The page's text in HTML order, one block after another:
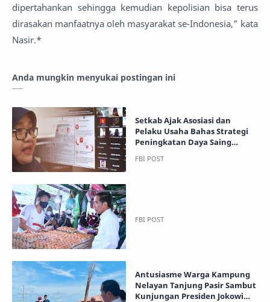
dipertahankan sehingga kemudian kepolisian bisa terus
dirasakan manfaatnya oleh masyarakat se-Indonesia,” kata
Nasir.*
Anda mungkin menyukai postingan ini
Setkab Ajak Asosiasi dan
Pelaku Usaha Bahas Strategi
Peningkatan Daya Saing
Unggulan
Antusiasme Warga Kampung
Nelayan Tanjung Pasir Sambut
Kunjungan Presiden Jokowi